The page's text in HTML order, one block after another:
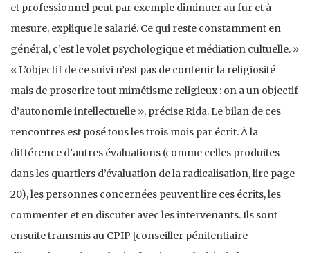
et professionnel peut par exemple diminuer au fur et à
mesure, explique le salarié. Ce qui reste constamment en
général, c’est le volet psychologique et médiation cultuelle. »
« L’objectif de ce suivi n’est pas de contenir la religiosité
mais de proscrire tout mimétisme religieux : on a un objectif
d’autonomie intellectuelle », précise Rida. Le bilan de ces
rencontres est posé tous les trois mois par écrit. À la
différence d’autres évaluations (comme celles produites
dans les quartiers d’évaluation de la radicalisation, lire page
20), les personnes concernées peuvent lire ces écrits, les
commenter et en discuter avec les intervenants. Ils sont
ensuite transmis au CPIP [conseiller pénitentiaire